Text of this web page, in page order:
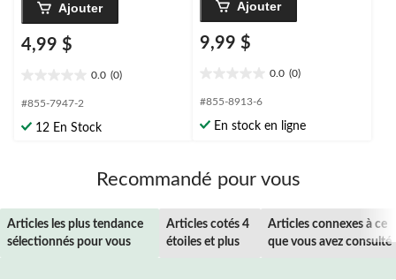
Ajouter
4,99 $
0.0 (0)
étoile(s)
5.
#855-7947-2
12 En Stock
Ajouter
9,99 $
0.0 (0)
étoile(s)
5.
#855-8913-6
En stock en ligne
Recommandé pour vous
Articles les plus tendance
sélectionnés pour vous
Articles cotés 4
étoiles et plus
Articles connexes à ce
que vous avez consulté